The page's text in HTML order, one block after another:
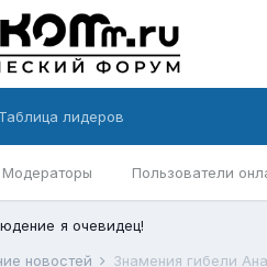
Модераторы Пользователи
Таблица лидеров
я очевидец!
новостей Знамения гибели